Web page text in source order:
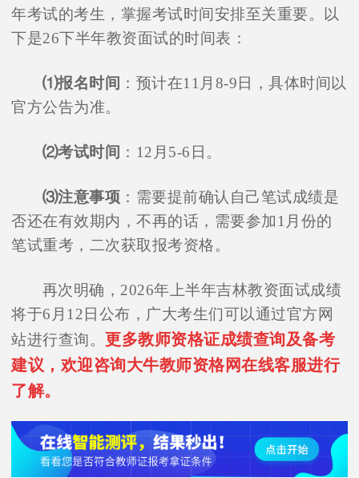
年考试的考生，掌握考试时间安排至关重要。以
下是26下半年教资面试的时间表：
⑴报名时间 ：预计在11月8-9日，具体时间以
官方公告为准。
⑵考试时间 ：12月5-6日。
⑶注意事项 ：需要提前确认自己笔试成绩是
否还在有效期内，不再的话，需要参加1月份的
笔试重考，二次获取报考资格。
再次明确，2026年上半年吉林教资面试成绩
将于6月12日公布，广大考生们可以通过官方网
站进行查询。 更多教师资格证成绩查询及备考
建议，欢迎咨询大牛教师资格网在线客服进行
了解。